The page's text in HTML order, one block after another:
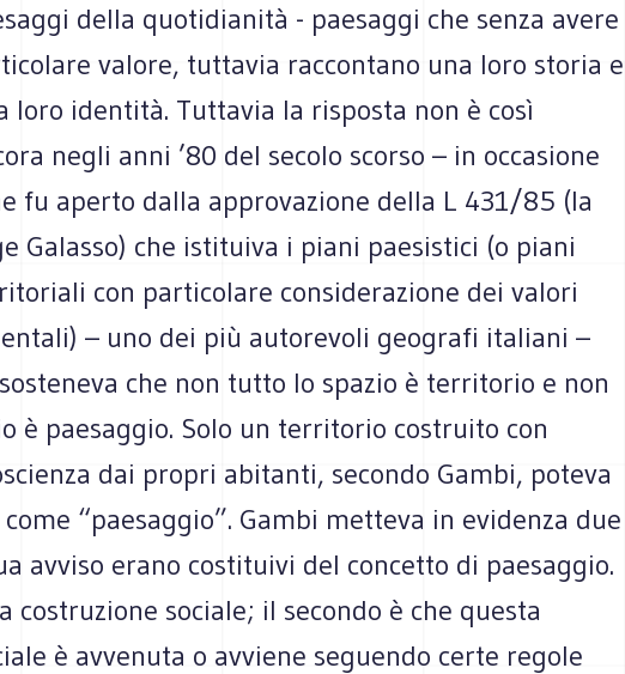
della quotidianità - paesaggi che senza avere
valore, tuttavia raccontano una loro storia e
loro identità. Tuttavia la risposta non è così
negli anni ’80 del secolo scorso – in occasione
fu aperto dalla approvazione della L 431/85 (la
Galasso) che istituiva i piani paesistici (o piani
con particolare considerazione dei valori
– uno dei più autorevoli geografi italiani –
che non tutto lo spazio è territorio e non
è paesaggio. Solo un territorio costruito con
dai propri abitanti, secondo Gambi, poteva
“paesaggio”. Gambi metteva in evidenza due
avviso erano costituivi del concetto di paesaggio.
costruzione sociale; il secondo è che questa
è avvenuta o avviene seguendo certe regole